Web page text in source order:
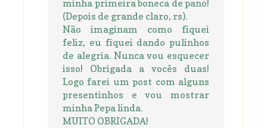
minha primeira boneca de pano!
(Depois de grande claro, rs).
Não imaginam como fiquei
feliz, eu fiquei dando pulinhos
de alegria. Nunca vou esquecer
isso! Obrigada a vocês duas!
Logo farei um post com alguns
presentinhos e vou mostrar
minha Pepa linda.
MUITO OBRIGADA!